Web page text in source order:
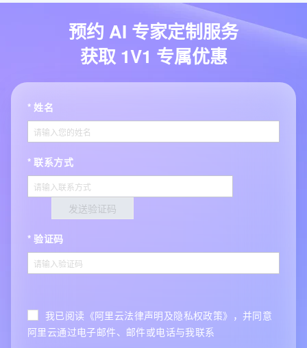
预约 AI 专家定制服务
获取 1V1 专属优惠
姓名
联系方式
发送验证码
验证码
我已阅读《阿里云法律声明及隐私权政策》，并同意
阿里云通过电子邮件、邮件或电话与我联系